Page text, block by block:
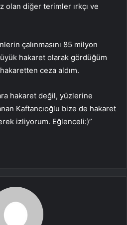
olan diğer terimler ırkçı ve
çalınmasını 85 milyon
hakaret olarak gördüğüm
ceza aldım.
hakaret değil, yüzlerine
Kaftancıoğlu bize de hakaret
izliyorum. Eğlenceli:)”